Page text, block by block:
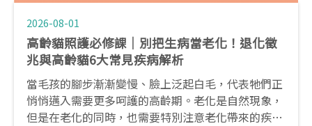
2026-08-01
高齡貓照護必修課｜別把生病當老化！退化徵
兆與高齡貓6大常見疾病解析
當毛孩的腳步漸漸變慢、臉上泛起白毛，代表牠們正
悄悄邁入需要更多呵護的高齡期。老化是自然現象，
但是在老化的同時，也需要特別注意老化帶來的疾病